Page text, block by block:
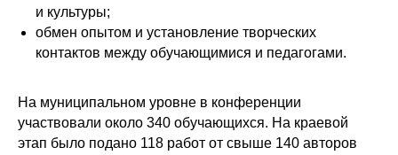
и культуры;
обмен опытом и установление творческих
контактов между обучающимися и педагогами.
На муниципальном уровне в конференции
участвовали около 340 обучающихся. На краевой
этап было подано 118 работ от свыше 140 авторов